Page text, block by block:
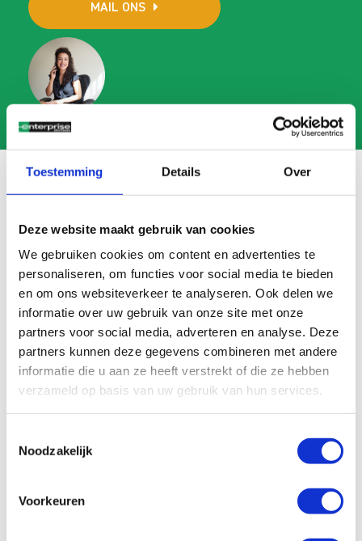
Toestemming Details Over
Deze website maakt gebruik van cookies
We gebruiken cookies om content en advertenties te
personaliseren, om functies voor social media te bieden
en om ons websiteverkeer te analyseren. Ook delen we
informatie over uw gebruik van onze site met onze
partners voor social media, adverteren en analyse. Deze
partners kunnen deze gegevens combineren met andere
informatie die u aan ze heeft verstrekt of die ze hebben
verzameld op basis van uw gebruik van hun services.
Noodzakelijk
Voorkeuren
MAIL ONS
Veelgestelde vragen
Search
FAQ
All Algemeen Schade/onderhoud
Ons wagenpark Financieel Vragen vooraf
Facturatie